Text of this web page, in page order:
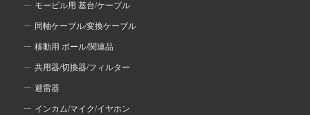
モービル用 基台/ケーブル
同軸ケーブル/変換ケーブル
移動用 ポール/関連品
共用器/切換器/フィルター
避雷器
インカム/マイク/イヤホン